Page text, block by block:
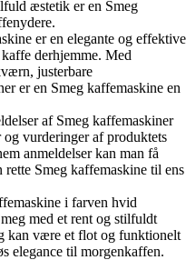
æstetik er en Smeg
er en elegante og effektive
derhjemme. Med
justerbare
er en Smeg kaffemaskine en
af Smeg kaffemaskiner
vurderinger af produktets
anmeldelser kan man få
Smeg kaffemaskine til ens
i farven hvid
med et rent og stilfuldt
kan være et flot og funktionelt
elegance til morgenkaffen.